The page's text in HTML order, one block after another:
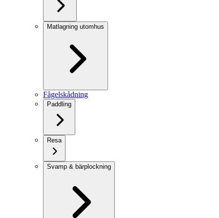
Matlagning utomhus
Fågelskådning
Paddling
Resa
Svamp & bärplockning